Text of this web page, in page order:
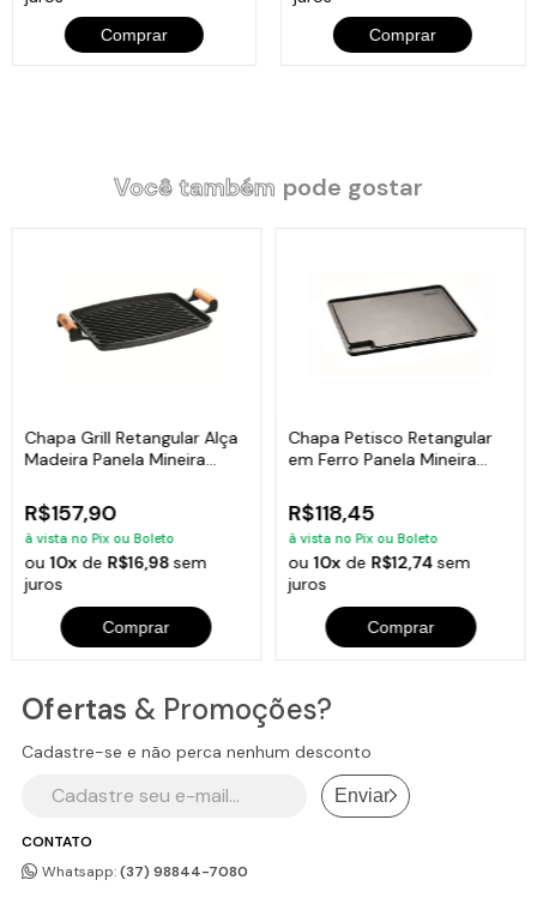
Peso: 4,5Kg.
Código:645PM
Comprar Comprar
Você também pode gostar
Chapa Grill Retangular Alça
Madeira Panela Mineira
R$157,90
à vista no Pix ou Boleto
ou10x de R$16,98sem
juros
Comprar
Chapa Petisco Retangular
em Ferro Panela Mineira
R$118,45
à vista no Pix ou Boleto
ou10x de R$12,74sem
juros
Comprar
CONTATO
Whatsapp:(37) 98844-7080
Ofertas & Promoções?
Cadastre-se e não perca nenhum desconto
Enviar